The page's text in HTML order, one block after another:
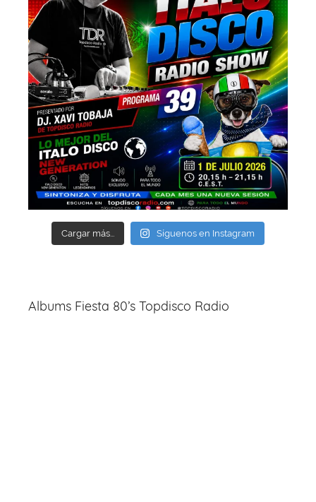
Cargar más... Síguenos en Instagram
Albums Fiesta 80’s Topdisco Radio